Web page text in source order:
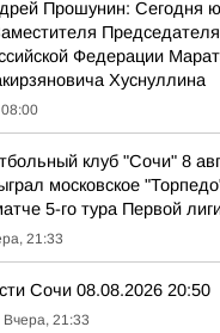
Прошунин: Сегодня
Федерации
Хуснуллина
08:00
клуб "Сочи" 8
московское
5-го тура Первой
21:33
Сочи 08.08.2026 20:50
Вчера, 21:33